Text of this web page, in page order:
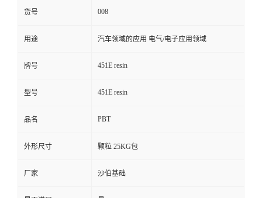
线
货号 008
用途 汽车领域的应用 电气/电子应用领域
牌号 451E resin
型号 451E resin
品名 PBT
外形尺寸 颗粒 25KG包
厂家 沙伯基础